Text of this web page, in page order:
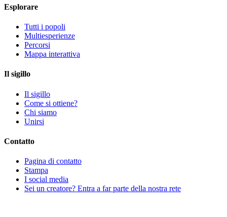
Esplorare
Tutti i popoli
Multiesperienze
Percorsi
Mappa interattiva
Il sigillo
Il sigillo
Come si ottiene?
Chi siamo
Unirsi
Contatto
Pagina di contatto
Stampa
I social media
Sei un creatore? Entra a far parte della nostra rete